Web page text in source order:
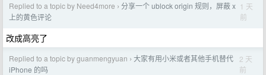
Replied to a topic by Need4more › 分享一个 ublock origin 规则，屏蔽 x
上的黄色评论
1 天
前
改成高亮了
Replied to a topic by guanmengyuan › 大家有用小米或者其他手机替代
iPhone 的吗
2 天
前